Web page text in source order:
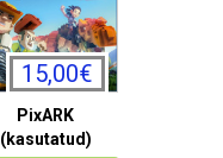
15,00€
PixARK
(kasutatud)